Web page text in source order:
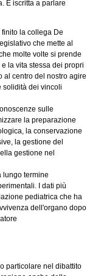
È iscritta a parlare
la collega De
che mette al
molte volte si prende
la vita stessa dei propri
al centro del nostro agire
solidità dei vincoli
sulle
la preparazione
la conservazione
la gestione del
gestione nel
lungo termine
I dati più
pediatrica che ha
dell'organo dopo
particolare nel dibattito